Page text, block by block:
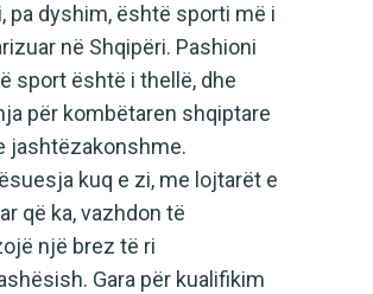
pa dyshim, është sporti më i
në Shqipëri. Pashioni
sport është i thellë, dhe
për kombëtaren shqiptare
jashtëzakonshme.
kuq e zi, me lojtarët e
që ka, vazhdon të
një brez të ri
Gara për kualifikim